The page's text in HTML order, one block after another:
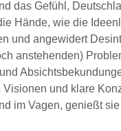
das Gefühl,
Hände, wie die
und angewidert
anstehenden)
Visionen und klare
im Vagen, genießt